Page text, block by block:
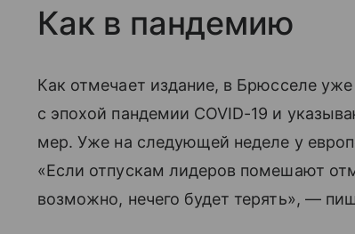
Как в пандемию
Как отмечает издание, в Брюсселе
с эпохой пандемии COVID-19 и
мер. Уже на следующей неделе у
«Если отпускам лидеров помешают
возможно, нечего будет терять», —